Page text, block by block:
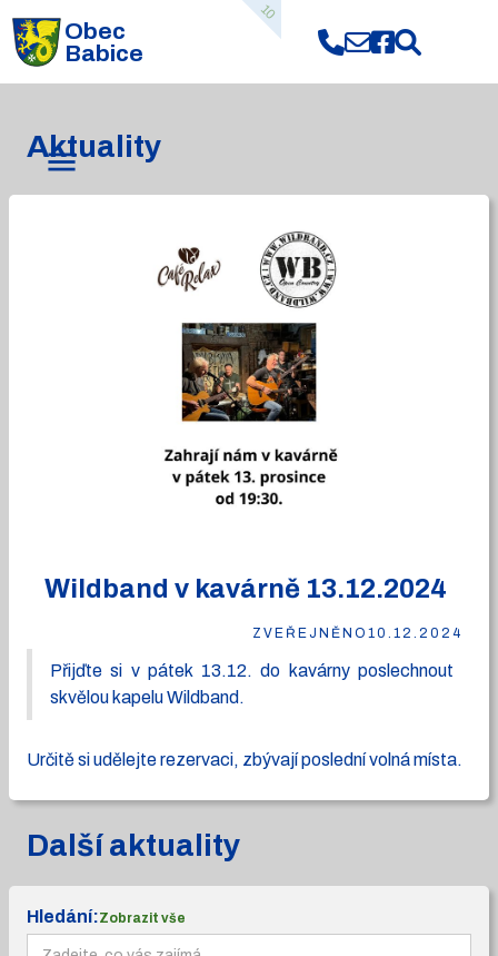
Obec
Babice
10
Aktuality
Wildband v kavárně 13.12.2024
ZVEŘEJNĚNO 10.12.2024
Přijďte si v pátek 13.12. do kavárny poslechnout
skvělou kapelu Wildband.
Určitě si udělejte rezervaci, zbývají poslední volná místa.
Další aktuality
Hledání:Zobrazit vše